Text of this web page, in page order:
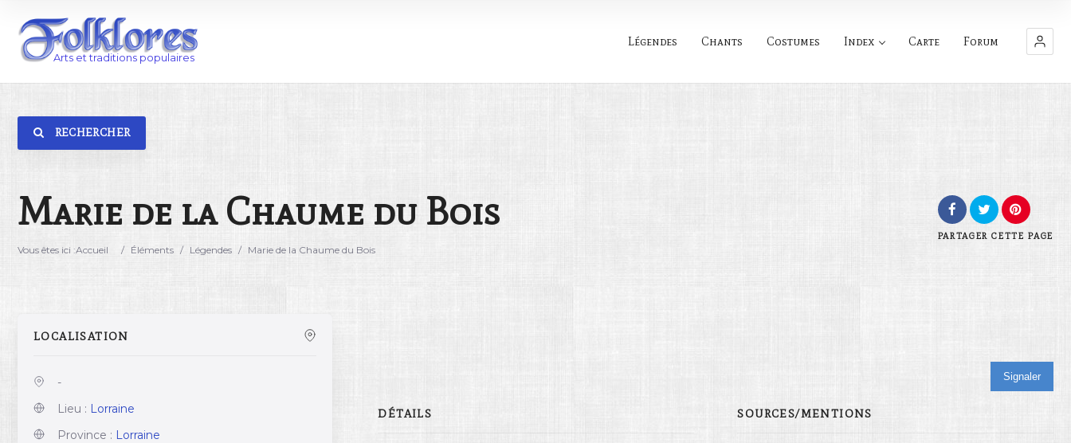
Légendes Chants Costumes Index Carte Forum
RECHERCHER
Marie de la Chaume du Bois
Vous êtes ici :Accueil / Éléments / Légendes / Marie de la Chaume du Bois
PARTAGER CETTE PAGE
LOCALISATION
-
Lieu : Lorraine
Province : Lorraine
Signaler
DÉTAILS SOURCES/MENTIONS